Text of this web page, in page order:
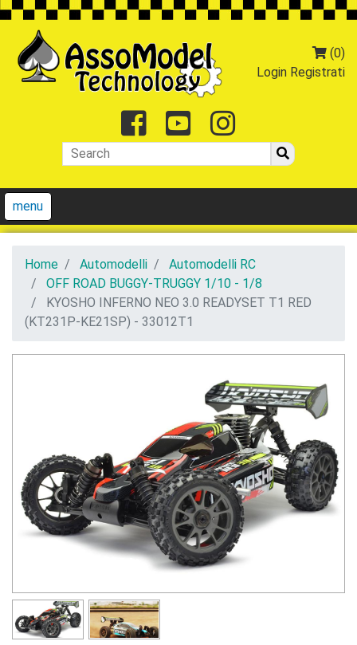
(0)
Login Registrati
Facebook
Youtube
menu
Home Automodelli
Automodelli RC
OFF ROAD BUGGY-TRUGGY 1/10 - 1/8
KYOSHO INFERNO NEO 3.0 READYSET T1 RED
(KT231P-KE21SP) - 33012T1